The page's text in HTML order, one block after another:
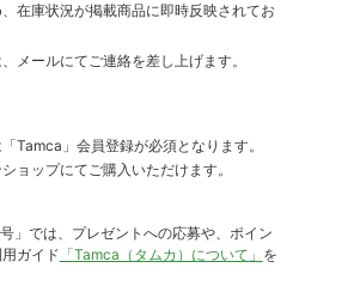
在庫状況が掲載商品に即時反映されてお
メールにてご連絡を差し上げます。
Tamca」会員登録が必須となります。
ョップにてご購⼊いただけます。
」では、プレゼントへの応募や、ポイン
ガイド 「Tamca（タムカ）について」 を